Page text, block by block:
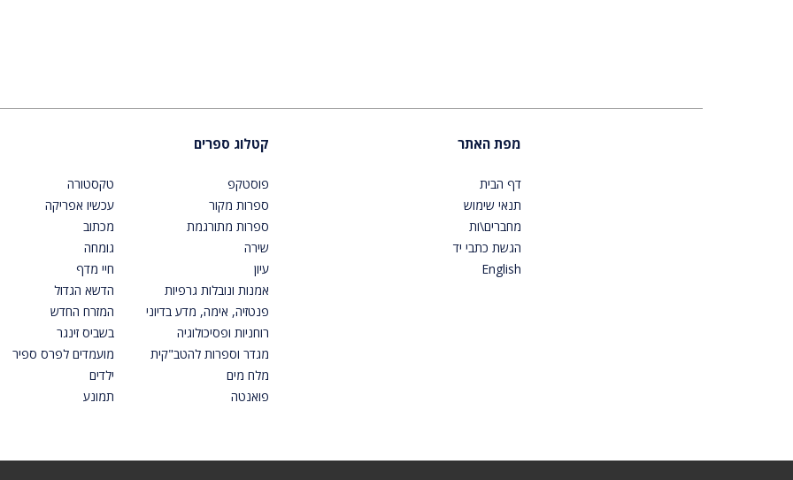
מפת האתר
דף הבית
תנאי שימוש
מחברים\ות
הגשת כתבי יד
English
קטלוג ספרים
פוסטקפ
ספרות מקור
ספרות מתורגמת
שירה
עיון
אמנות ונובלות גרפיות
פנטזיה, אימה, מדע בדיוני
רוחניות ופסיכולוגיה
מגדר וספרות להטב"קית
מלח מים
פואנטה
טקסטורה
עכשיו אפריקה
מכתוב
גומחה
חיי מדף
הדשא הגדול
המזרח החדש
בשביס זינגר
מועמדים לפרס ספיר
ילדים
תמונע